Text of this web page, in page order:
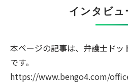
インタビュ
本ページの記事は、弁護士ドッ
です。
https://www.bengo4.com/